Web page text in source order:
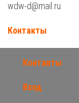
wdw-d@mail.ru
Контакты
Контакты
Вход